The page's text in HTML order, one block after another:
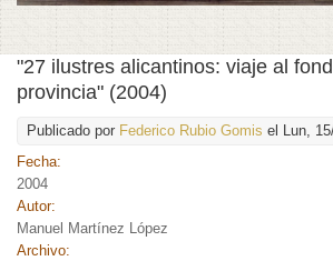
"27 ilustres alicantinos: viaje al
provincia" (2004)
Publicado por Federico Rubio Gomis el Lun,
Fecha:
2004
Autor:
Manuel Martínez López
Archivo: